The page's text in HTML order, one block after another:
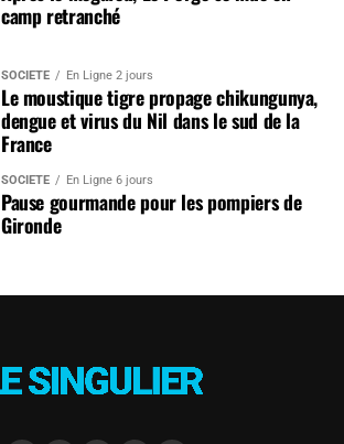
camp retranché
SOCIÉTÉ En Ligne 2 jours
Le moustique tigre propage chikungunya,
dengue et virus du Nil dans le sud de la
France
SOCIÉTÉ En Ligne 6 jours
Pause gourmande pour les pompiers de
Gironde